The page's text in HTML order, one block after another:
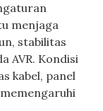
menjaga
stabilitas
AVR. Kondisi
kabel, panel